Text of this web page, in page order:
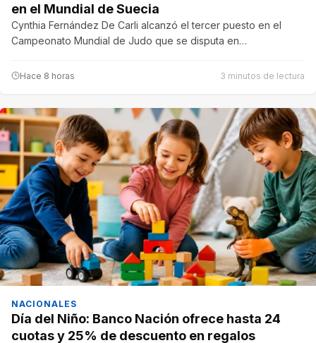
en el Mundial de Suecia
Cynthia Fernández De Carli alcanzó el tercer puesto en el
Campeonato Mundial de Judo que se disputa en…
Hace 8 horas 3 minutos de lectura
NACIONALES
Día del Niño: Banco Nación ofrece hasta 24
cuotas y 25% de descuento en regalos